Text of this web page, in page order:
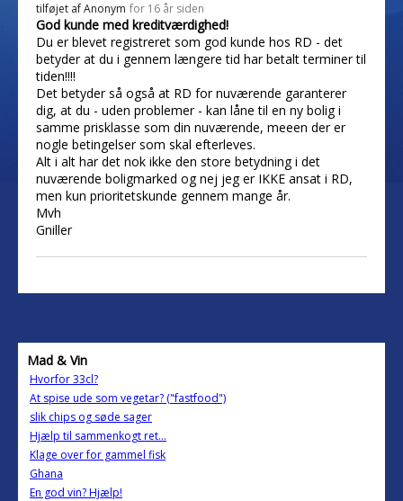
tilføjet afAnonym for 16 år siden
God kunde med kreditværdighed!
Du er blevet registreret som god kunde hos RD - det
betyder at du i gennem længere tid har betalt terminer til
tiden!!!!
Det betyder så også at RD for nuværende garanterer
dig, at du - uden problemer - kan låne til en ny bolig i
samme prisklasse som din nuværende, meeen der er
nogle betingelser som skal efterleves.
Alt i alt har det nok ikke den store betydning i det
nuværende boligmarked og nej jeg er IKKE ansat i RD,
men kun prioritetskunde gennem mange år.
Mvh
Gniller
Mad & Vin
Hvorfor 33cl?
At spise ude som vegetar? ("fastfood")
slik chips og søde sager
Hjælp til sammenkogt ret...
Klage over for gammel fisk
Ghana
En god vin? Hjælp!